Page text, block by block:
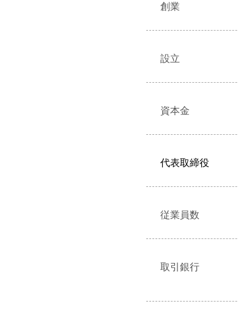
創業
設立
資本金
​代表取締役
従業員数
取引銀行